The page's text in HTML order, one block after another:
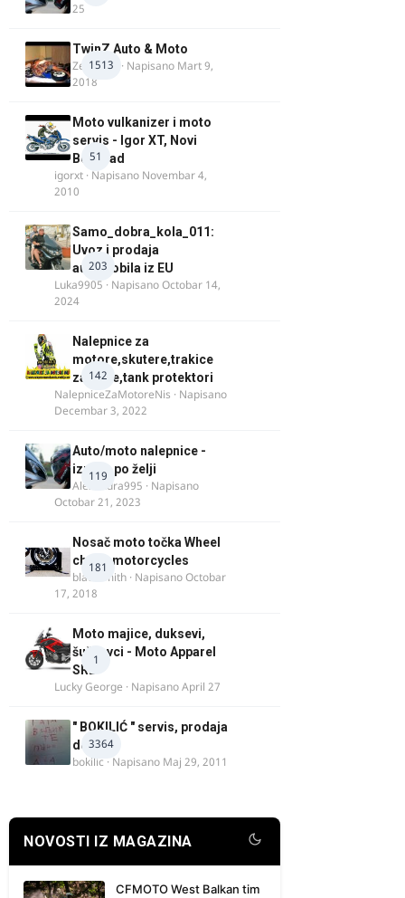
25
1513
TwinZ Auto & Moto
Zeljkamp · Napisano Mart 9,
2018
51
Moto vulkanizer i moto
servis - Igor XT, Novi
Beograd
igorxt · Napisano Novembar 4,
2010
203
Samo_dobra_kola_011:
Uvoz i prodaja
automobila iz EU
Luka9905 · NapisanoOctobar 14,
2024
142
Nalepnice za
motore,skutere,trakice
za felne,tank protektori
NalepniceZaMotoreNis · Napisano
Decembar 3, 2022
119
Auto/moto nalepnice -
izrada po želji
Alexandra995 · Napisano
Octobar 21, 2023
181
Nosač moto točka Wheel
chock motorcycles
blacksmith · NapisanoOctobar
17, 2018
1
Moto majice, duksevi,
šuškavci - Moto Apparel
SRB
Lucky George · NapisanoApril 27
3364
" BOKILIĆ " servis, prodaja
delova
bokilic · Napisano Maj 29, 2011
NOVOSTI IZ MAGAZINA
CFMOTO West Balkan tim